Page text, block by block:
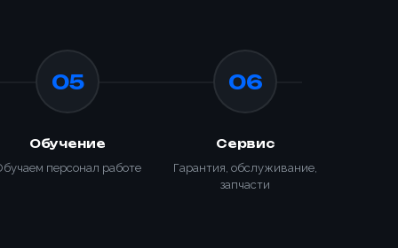
05
Обучение
персонал работе
06
Сервис
Гарантия, обслуживание,
запчасти